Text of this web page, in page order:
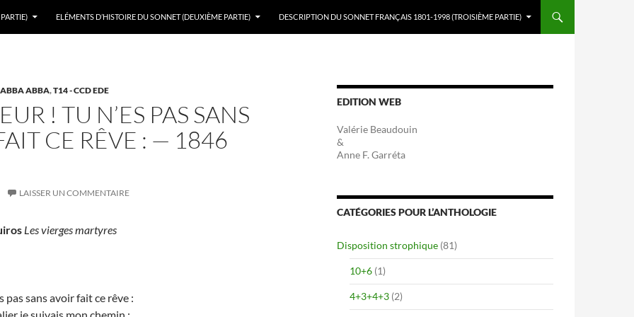
ELÉMENTS D’HISTOIRE DU SONNET (DEUXIÈME PARTIE) DESCRIPTION DU SONNET FRANÇAIS 1801-1998 (TROISIÈME PARTIE)
ABBA,T14 - CCD EDE
! TU N’ES PAS SANS
CE RÊVE : — 1846
LAISSER UN COMMENTAIRE
Les vierges martyres
pas sans avoir fait ce rêve :
EDITION WEB
Valérie Beaudouin
&
Anne F. Garréta
CATÉGORIES POUR L’ANTHOLOGIE
Disposition strophique (81)
10+6 (1)
4+3+4+3 (2)